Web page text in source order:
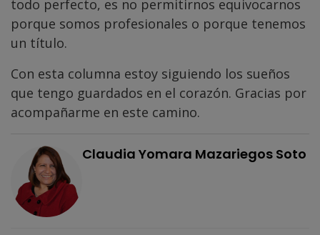
todo perfecto, es no permitirnos equivocarnos
porque somos profesionales o porque tenemos
un título.
Con esta columna estoy siguiendo los sueños
que tengo guardados en el corazón. Gracias por
acompañarme en este camino.
Claudia Yomara Mazariegos Soto